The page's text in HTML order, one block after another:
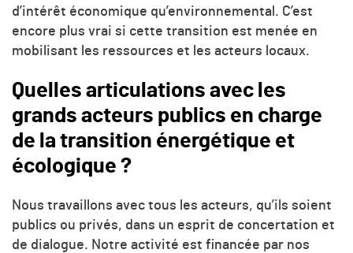
d’intérêt économique qu’environnemental. C’est
encore plus vrai si cette transition est menée en
mobilisant les ressources et les acteurs locaux.
Quelles articulations avec les
grands acteurs publics en charge
de la transition énergétique et
écologique ?
Nous travaillons avec tous les acteurs, qu’ils soient
publics ou privés, dans un esprit de concertation et
de dialogue. Notre activité est financée par nos